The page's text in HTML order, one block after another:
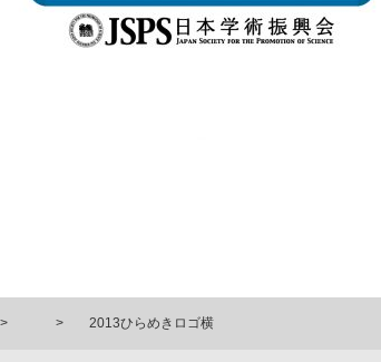
2013ひらめきロゴ横